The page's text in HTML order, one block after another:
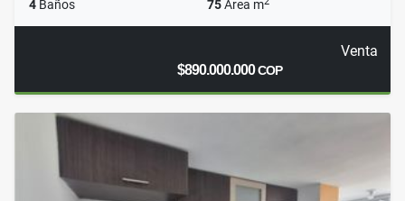
4 Baños 75Área m
Venta
$890.000.000COP